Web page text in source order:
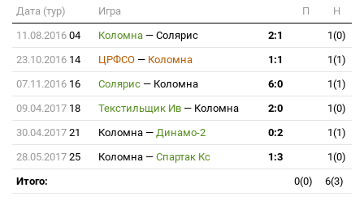
Дата (тур) Игра П
Н
11.08.2016 04 Коломна — Солярис 2:1
1(0)
23.10.2016 14 ЦРФСО — Коломна 1:1
1(1)
07.11.2016 16 Солярис — Коломна 6:0
1(1)
09.04.2017 18 Текстильщик Ив — Коломна 2:0
1(0)
30.04.2017 21 Коломна — Динамо-2 0:2
1(1)
28.05.2017 25 Коломна — Спартак Кс 1:3
1(0)
Итого:
0(0) 6(3)